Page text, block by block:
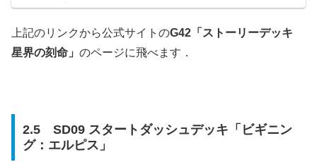
上記のリンクから公式サイトのG42「ストーリーデッキ
星界の刻命」 のページに飛べます．
2.5 SD09 スタートダッシュデッキ「ビギニン
グ：エルピス」